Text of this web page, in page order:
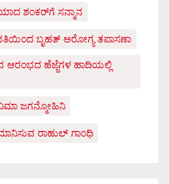
ಶಂಕರ್‌ಗೆ ಸನ್ಮಾನ
ಬೃಹತ್ ಆರೋಗ್ಯ ತಪಾಸಣಾ
ಆರಂಭದ ಹೆಜ್ಜೆಗಳ ಹಾದಿಯಲ್ಲಿ
ಜಗನ್ಮೋಹಿನಿ
ರಾಹುಲ್ ಗಾಂಧಿ